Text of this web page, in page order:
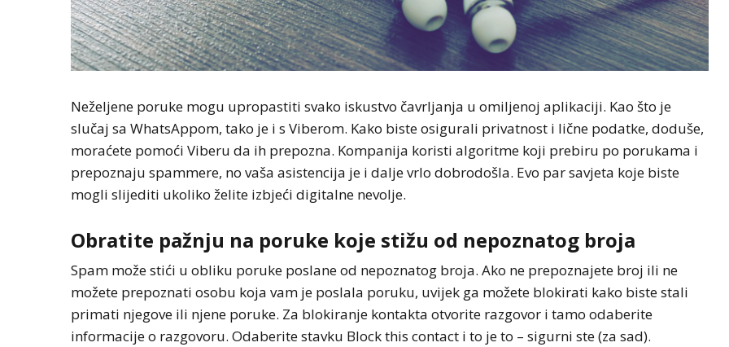
Neželjene poruke mogu upropastiti svako iskustvo čavrljanja u omiljenoj aplikaciji. Kao što je
slučaj sa WhatsAppom, tako je i s Viberom. Kako biste osigurali privatnost i lične podatke, doduše,
moraćete pomoći Viberu da ih prepozna. Kompanija koristi algoritme koji prebiru po porukama i
prepoznaju spammere, no vaša asistencija je i dalje vrlo dobrodošla. Evo par savjeta koje biste
mogli slijediti ukoliko želite izbjeći digitalne nevolje.
Obratite pažnju na poruke koje stižu od nepoznatog broja
Spam može stići u obliku poruke poslane od nepoznatog broja. Ako ne prepoznajete broj ili ne
možete prepoznati osobu koja vam je poslala poruku, uvijek ga možete blokirati kako biste stali
primati njegove ili njene poruke. Za blokiranje kontakta otvorite razgovor i tamo odaberite
informacije o razgovoru. Odaberite stavku Block this contact i to je to – sigurni ste (za sad).